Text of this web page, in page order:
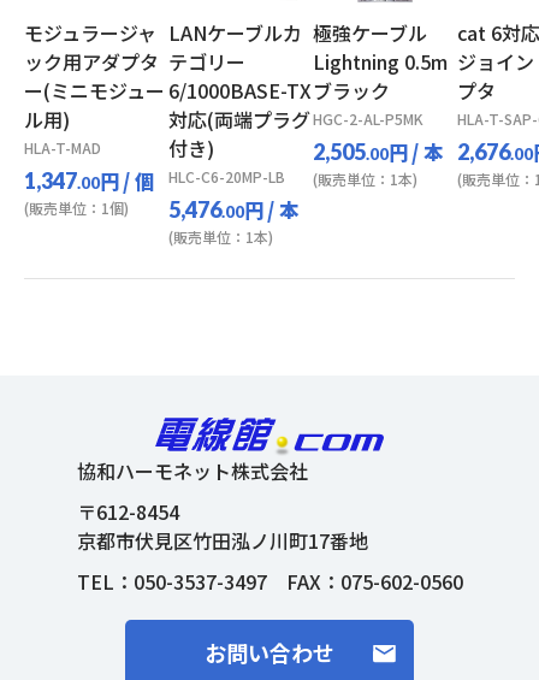
モジュラージャ
ック用アダプタ
ー(ミニモジュー
ル用)
HLA-T-MAD
1,347.00円/ 個
(販売単位：1個)
LANケーブルカ
テゴリー
6/1000BASE-TX
対応(両端プラグ
付き)
HLC-C6-20MP-LB
5,476.00円/ 本
(販売単位：1本)
極強ケーブル
Lightning 0.5m
ブラック
HGC-2-AL-P5MK
2,505.00円/ 本
(販売単位：1本)
cat 6対
ジョイ
プタ
HLA-T-
2,676.00
(販売単位：
協和ハーモネット株式会社
〒612-8454
京都市伏見区竹田泓ノ川町17番地
TEL： 050-3537-3497FAX：075-602-0560
お問い合わせ